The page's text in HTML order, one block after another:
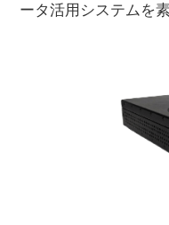
ータ活用システムを